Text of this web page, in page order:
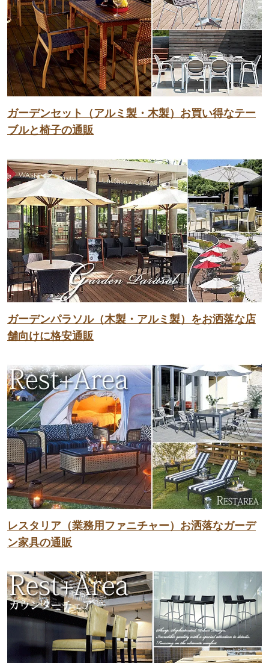
ガーデンセット（アルミ製・木製）お買い得なテー
ブルと椅子の通販
ガーデンパラソル（木製・アルミ製）をお洒落な店
舗向けに格安通販
レスタリア（業務用ファニチャー）お洒落なガーデ
ン家具の通販